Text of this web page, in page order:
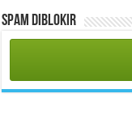
Spam Diblokir